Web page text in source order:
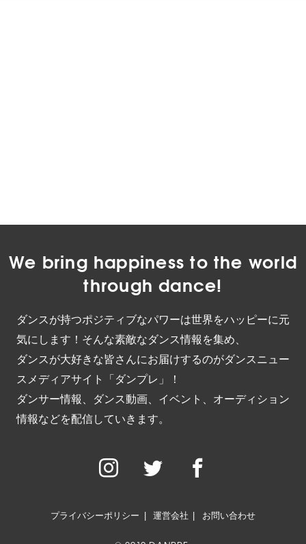
We bring happiness to the world
through dance!
ダンスが持つポジティブなパワーは世界をハッピーに元
気にします！そんな素敵なダンス情報を集め、
ダンスが大好きな皆さんにお届けするのがダンスニュー
スメディアサイト「ダンプレ」！
ダンサー情報、ダンス動画、イベント、オーディション
情報などを配信していきます。
プライバシーポリシー 運営会社 お問い合わせ